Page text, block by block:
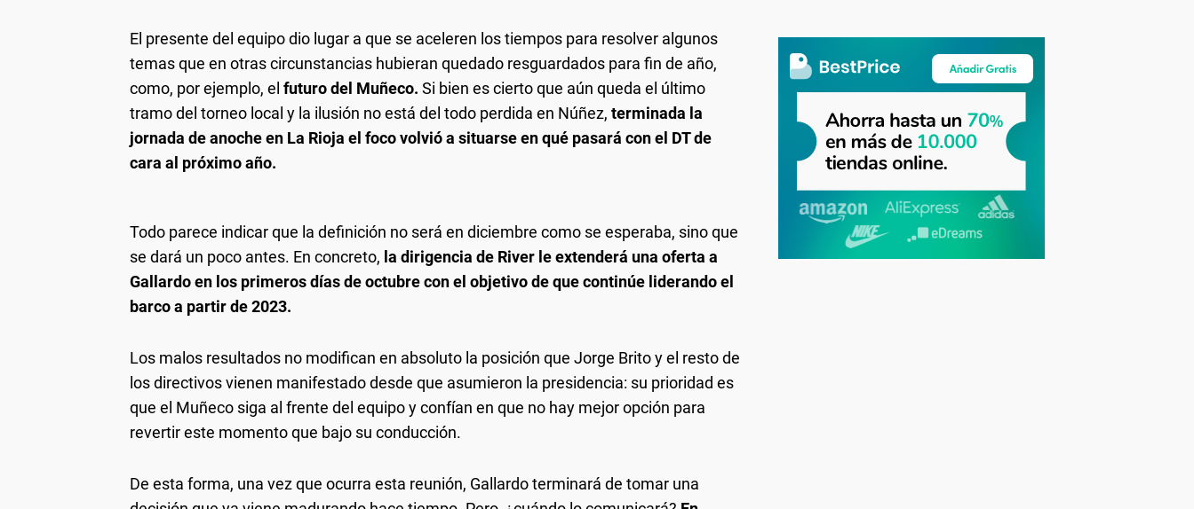
El presente del equipo dio lugar a que se aceleren los tiempos para resolver algunos
temas que en otras circunstancias hubieran quedado resguardados para fin de año,
como, por ejemplo, el futuro del Muñeco. Si bien es cierto que aún queda el último
tramo del torneo local y la ilusión no está del todo perdida en Núñez, terminada la
jornada de anoche en La Rioja el foco volvió a situarse en qué pasará con el DT de
cara al próximo año.
Todo parece indicar que la definición no será en diciembre como se esperaba, sino que
se dará un poco antes. En concreto, la dirigencia de River le extenderá una oferta a
Gallardo en los primeros días de octubre con el objetivo de que continúe liderando el
barco a partir de 2023.
Los malos resultados no modifican en absoluto la posición que Jorge Brito y el resto de
los directivos vienen manifestado desde que asumieron la presidencia: su prioridad es
que el Muñeco siga al frente del equipo y confían en que no hay mejor opción para
revertir este momento que bajo su conducción.
De esta forma, una vez que ocurra esta reunión, Gallardo terminará de tomar una